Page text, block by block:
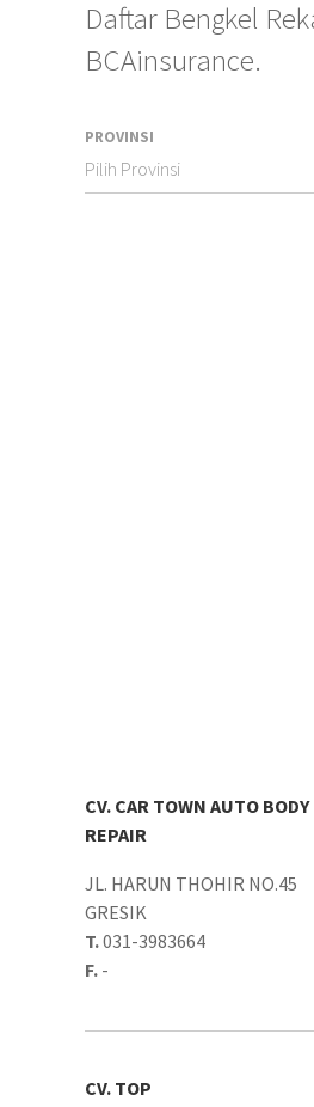
Daftar Bengkel
BCAinsurance.
PROVINSI
CV. CAR TOWN AUTO BODY
REPAIR
JL. HARUN THOHIR NO.45
GRESIK
T.031-3983664
F. -
CV. TOP